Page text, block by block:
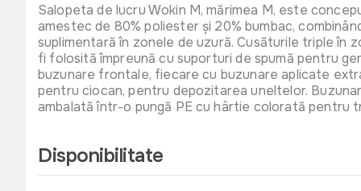
Salopeta de lucru Wokin M, mărimea M, este
amestec de 80% poliester și 20% bumbac,
suplimentară în zonele de uzură. Cusăturile triple în
fi folosită împreună cu suporturi de spumă pentru
buzunare frontale, fiecare cu buzunare aplicate
pentru ciocan, pentru depozitarea uneltelor.
ambalată într-o pungă PE cu hârtie colorată pentru
Disponibilitate